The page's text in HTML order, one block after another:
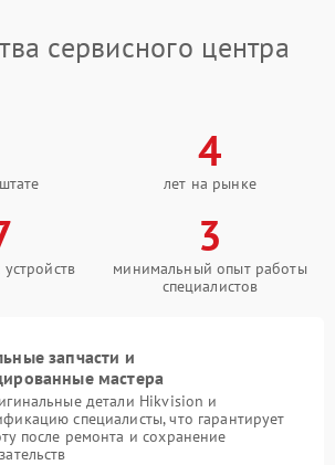
сервисного центра
4
лет на рынке
3
минимальный опыт работы
специалистов
запчасти и
мастера
детали Hikvision и
специалисты, что гарантирует
после ремонта и сохранение